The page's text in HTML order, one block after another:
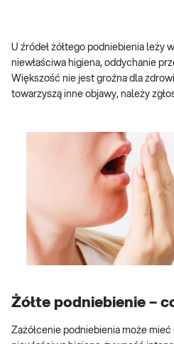
U źródeł żółtego podniebienia leży
niewłaściwa higiena, oddychanie
Większość nie jest groźna dla
towarzyszą inne objawy, należy
Żółte podniebienie –
Zażółcenie podniebienia może